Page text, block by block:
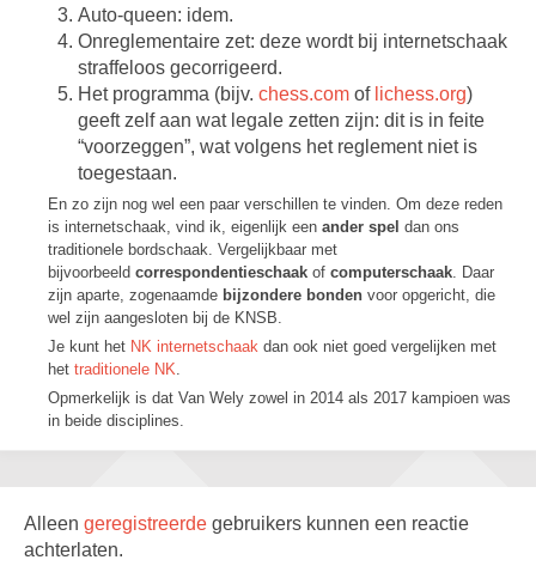
Auto-queen: idem.
Onreglementaire zet: deze wordt bij internetschaak
straffeloos gecorrigeerd.
Het programma (bijv. chess.com of lichess.org)
geeft zelf aan wat legale zetten zijn: dit is in feite
“voorzeggen”, wat volgens het reglement niet is
toegestaan.
En zo zijn nog wel een paar verschillen te vinden. Om deze reden
is internetschaak, vind ik, eigenlijk een ander spel dan ons
traditionele bordschaak. Vergelijkbaar met
bijvoorbeeld correspondentieschaak of computerschaak. Daar
zijn aparte, zogenaamde bijzondere bonden voor opgericht, die
wel zijn aangesloten bij de KNSB.
Je kunt het NK internetschaak dan ook niet goed vergelijken met
het traditionele NK.
Opmerkelijk is dat Van Wely zowel in 2014 als 2017 kampioen was
in beide disciplines.
Alleen geregistreerde gebruikers kunnen een reactie
achterlaten.